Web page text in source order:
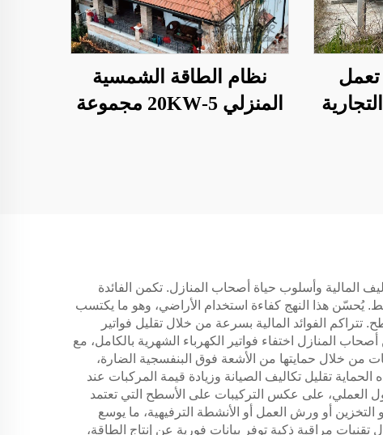
نظام الطاقة الشمسية
المنزلي 5-20KW مجموعة
المالية وأسلوب حياة أصحاب المنازل. تكمن الفائدة
يُحسّن هذا النهج كفاءة استخدام الأراضي، وهو ما يكتسب
الفوائد المالية بسرعة من خلال تقليل فواتير
المنازل اختفاء فواتير الكهرباء الشهرية بالكامل، مع
من خلال حمايتها من الأشعة فوق البنفسجية الضارة،
تقليل تكاليف الصيانة وزيادة قيمة المركبات عند
العملي، على عكس التركيبات على الأسطح التي تعتمد
التخزين أو ورش العمل أو الأنشطة الترفيهية، ما يوسع
مراقبة ذكية توفر بيانات فورية عن إنتاج الطاقة،